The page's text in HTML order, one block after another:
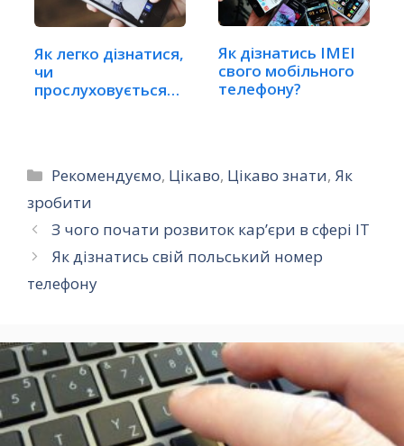
Як легко дізнатися,
чи
прослуховується
Як дізнатись IMEI
свого мобільного
телефону?
Категорії
Рекомендуємо, Цікаво, Цікаво знати, Як
зробити
З чого почати розвиток кар’єри в сфері ІТ
Як дізнатись свій польський номер
телефону